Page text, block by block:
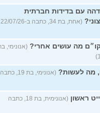
עם בדידות חברתית
(אחת, בת 34, כתבה ב-22/07/26
מה עושים אחרי?
מה לעשות?
(אנונימי, בת 19, כתבה
ראשון
(אנונימית, בת 18, כתבה